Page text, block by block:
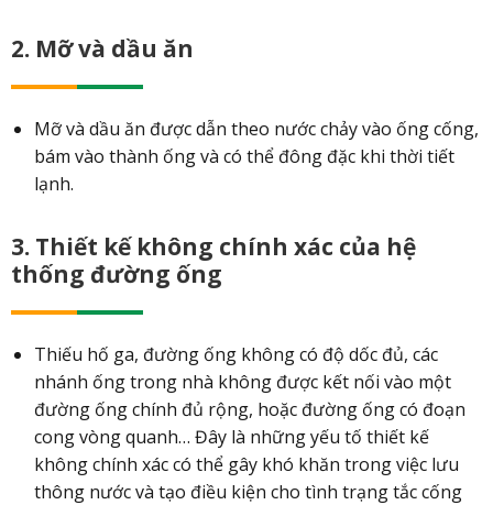
2. Mỡ và dầu ăn
Mỡ và dầu ăn được dẫn theo nước chảy vào ống cống,
bám vào thành ống và có thể đông đặc khi thời tiết
lạnh.
3. Thiết kế không chính xác của hệ
thống đường ống
Thiếu hố ga, đường ống không có độ dốc đủ, các
nhánh ống trong nhà không được kết nối vào một
đường ống chính đủ rộng, hoặc đường ống có đoạn
cong vòng quanh… Đây là những yếu tố thiết kế
không chính xác có thể gây khó khăn trong việc lưu
thông nước và tạo điều kiện cho tình trạng tắc cống